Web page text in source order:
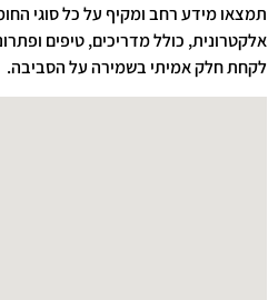
תמצאו מידע רחב ומקיף על כל סוגי
אלקטרונית, כולל מדריכים, טיפים
לקחת חלק אמיתי בשמירה על הסביבה.